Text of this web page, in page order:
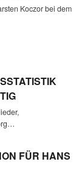
Koczor bei dem
FÜR HANS